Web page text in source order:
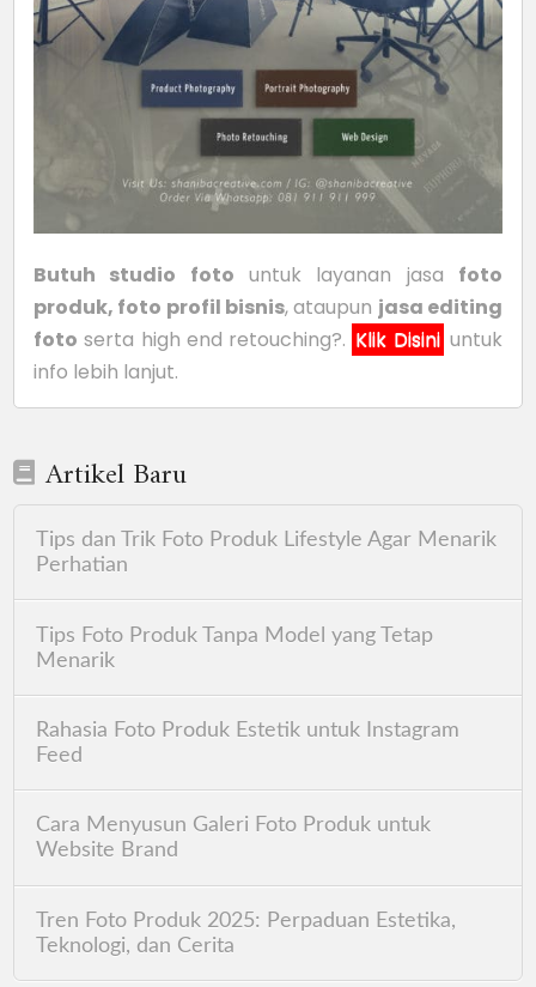
Butuh studio foto untuk layanan jasa foto
produk, foto profil bisnis, ataupun jasa editing
foto serta high end retouching?. Klik Disini untuk
info lebih lanjut.
Artikel Baru
Tips dan Trik Foto Produk Lifestyle Agar Menarik
Perhatian
Tips Foto Produk Tanpa Model yang Tetap
Menarik
Rahasia Foto Produk Estetik untuk Instagram
Feed
Cara Menyusun Galeri Foto Produk untuk
Website Brand
Tren Foto Produk 2025: Perpaduan Estetika,
Teknologi, dan Cerita